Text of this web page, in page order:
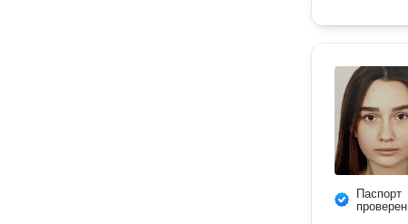
Паспорт
проверен